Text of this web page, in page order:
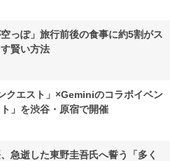
空っぽ」旅行前後の食事に約5割がス
賢い方法
クエスト」×Geminiのコラボイベン
」を渋谷・原宿で開催
急逝した東野圭吾氏へ誓う「多く